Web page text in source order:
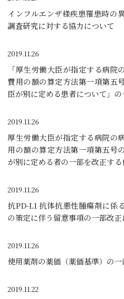
インフルエンザ様疾患罹患時の
調査研究に対する協力について
2019.11.26
「厚生労働大臣が指定する病院
費用の額の算定方法第一項第五
臣が別に定める患者について」の
2019.11.26
厚生労働大臣が指定する病院の
用の額の算定方法第一項第五号
が別に定める者の一部を改正する
2019.11.26
抗PD-L1 抗体抗悪性腫瘍剤に係
の策定に伴う留意事項の一部改
2019.11.26
使用薬剤の薬価（薬価基準）の
2019.11.22